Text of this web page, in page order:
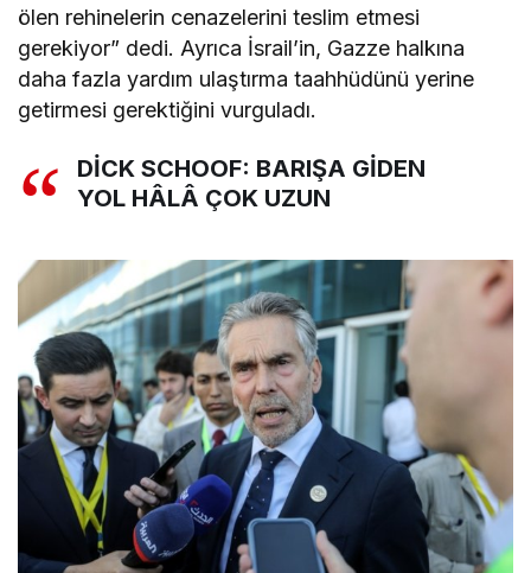
ölen rehinelerin cenazelerini teslim etmesi
gerekiyor” dedi. Ayrıca İsrail’in, Gazze halkına
daha fazla yardım ulaştırma taahhüdünü yerine
getirmesi gerektiğini vurguladı.
DİCK SCHOOF: BARIŞA GİDEN
YOL HÂLÂ ÇOK UZUN